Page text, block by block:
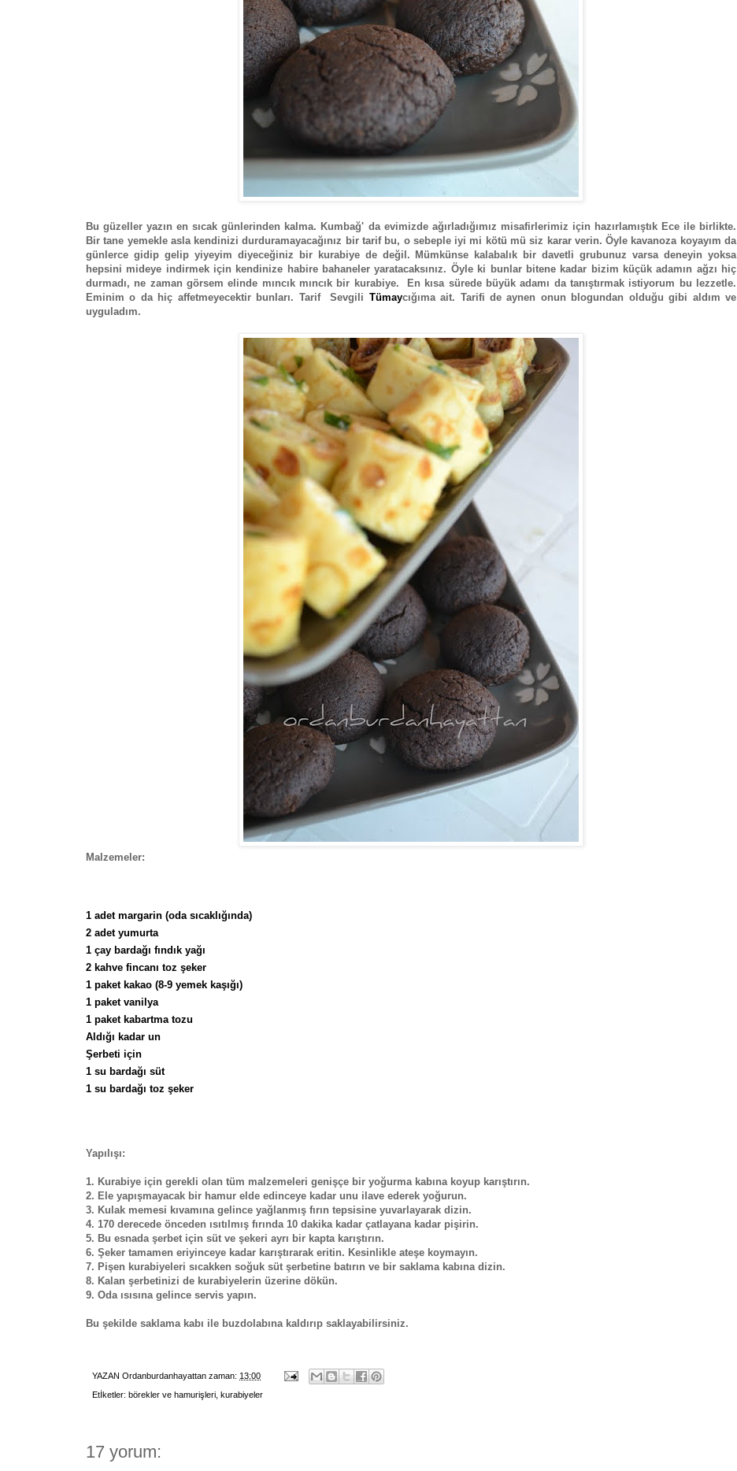
Bu güzeller yazın en sıcak günlerinden kalma. Kumbağ' da evimizde ağırladığımız misafirlerimiz için hazırlamıştık Ece ile birlikte.
Bir tane yemekle asla kendinizi durduramayacağınız bir tarif bu, o sebeple iyi mi kötü mü siz karar verin. Öyle kavanoza koyayım da
günlerce gidip gelip yiyeyim diyeceğiniz bir kurabiye de değil. Mümkünse kalabalık bir davetli grubunuz varsa deneyin yoksa
hepsini mideye indirmek için kendinize habire bahaneler yaratacaksınız. Öyle ki bunlar bitene kadar bizim küçük adamın ağzı hiç
durmadı, ne zaman görsem elinde mıncık mıncık bir kurabiye. En kısa sürede büyük adamı da tanıştırmak istiyorum bu lezzetle.
Eminim o da hiç affetmeyecektir bunları. Tarif Sevgili Tümaycığıma ait. Tarifi de aynen onun blogundan olduğu gibi aldım ve
uyguladım.
Malzemeler:
1 adet margarin (oda sıcaklığında)
2 adet yumurta
1 çay bardağı fındık yağı
2 kahve fincanı toz şeker
1 paket kakao (8-9 yemek kaşığı)
1 paket vanilya
1 paket kabartma tozu
Aldığı kadar un
Şerbeti için
1 su bardağı süt
1 su bardağı toz şeker
Yapılışı:
1. Kurabiye için gerekli olan tüm malzemeleri genişçe bir yoğurma kabına koyup karıştırın.
2. Ele yapışmayacak bir hamur elde edinceye kadar unu ilave ederek yoğurun.
3. Kulak memesi kıvamına gelince yağlanmış fırın tepsisine yuvarlayarak dizin.
4. 170 derecede önceden ısıtılmış fırında 10 dakika kadar çatlayana kadar pişirin.
5. Bu esnada şerbet için süt ve şekeri ayrı bir kapta karıştırın.
6. Şeker tamamen eriyinceye kadar karıştırarak eritin. Kesinlikle ateşe koymayın.
7. Pişen kurabiyeleri sıcakken soğuk süt şerbetine batırın ve bir saklama kabına dizin.
8. Kalan şerbetinizi de kurabiyelerin üzerine dökün.
9. Oda ısısına gelince servis yapın.
Bu şekilde saklama kabı ile buzdolabına kaldırıp saklayabilirsiniz.
YAZAN Ordanburdanhayattan zaman: 13:00
Etİketler: börekler ve hamurişleri kurabiyeler
17 yorum: